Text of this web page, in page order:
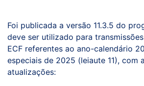
Foi publicada a versão 11.3.5 do
deve ser utilizado para
ECF referentes ao ano-calendário
especiais de 2025 (leiaute 11), com
atualizações: